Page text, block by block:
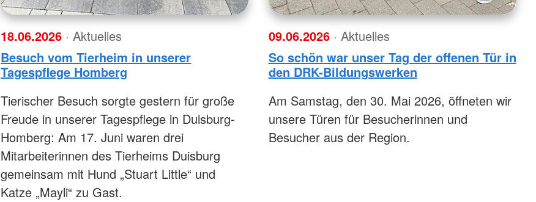
18.06.2026 · Aktuelles
Besuch vom Tierheim in unserer
Tagespflege Homberg
Tierischer Besuch sorgte gestern für große
Freude in unserer Tagespflege in Duisburg-
Homberg: Am 17. Juni waren drei
Mitarbeiterinnen des Tierheims Duisburg
gemeinsam mit Hund „Stuart Little“ und
Katze „Mayli“ zu Gast.
09.06.2026 · Aktuelles
So schön war unser Tag der offenen Tür in
den DRK-Bildungswerken
Am Samstag, den 30. Mai 2026, öffneten wir
unsere Türen für Besucherinnen und
Besucher aus der Region.